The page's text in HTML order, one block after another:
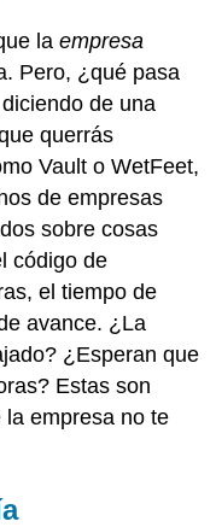
laempresa
Pero, ¿qué pasa
de una
querrás
Vault o WetFeet,
de empresas
sobre cosas
código de
el tiempo de
avance. ¿La
¿Esperan que
Estas son
empresa no te